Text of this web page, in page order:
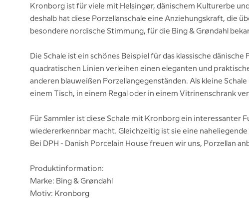
Kronborg ist für viele mit Helsingør, dänischem Kulturerbe
deshalb hat diese Porzellanschale eine Anziehungskraft, die
besondere nordische Stimmung, für die Bing & Grøndahl
Die Schale ist ein schönes Beispiel für das klassische
quadratischen Linien verleihen einen eleganten und
anderen blauweißen Porzellangegenständen. Als kleine
einem Tisch, in einem Regal oder in einem Vitrinenschrank
Für Sammler ist diese Schale mit Kronborg ein interessanter
wiedererkennbar macht. Gleichzeitig ist sie eine
Bei DPH - Danish Porcelain House freuen wir uns, Porzellan
Produktinformation:
Marke: Bing & Grøndahl
Motiv: Kronborg